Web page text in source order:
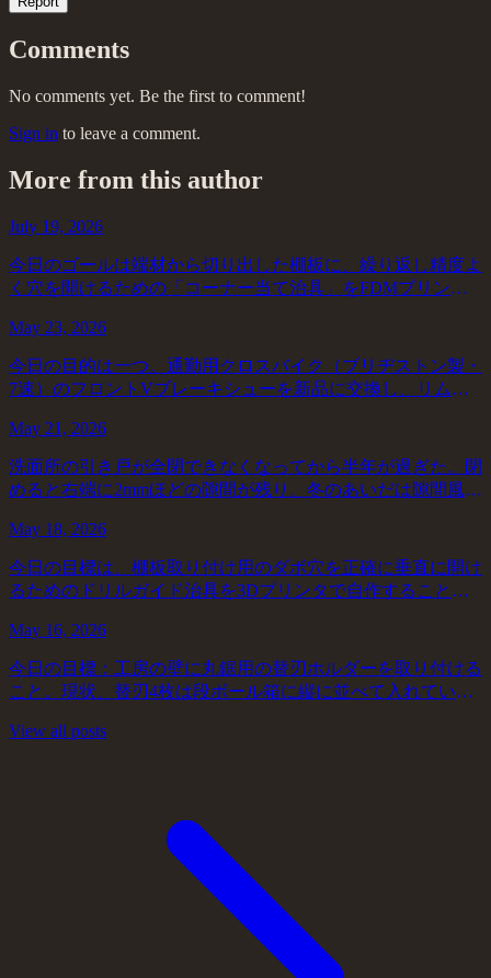
Comments
No comments yet. Be the first to comment!
Sign in to leave a comment.
More from this author
July 19, 2026
今日のゴールは端材から切り出した棚板に、繰り返し精度よ
く穴を開けるための「コーナー当て治具」をFDMプリンタ
金と鉛筆で毎回罫書いているが、同じ寸法...
May 23, 2026
今日の目的は一つ。通勤用クロスバイク（ブリヂストン製・
7速）のフロントVブレーキシューを新品に交換し、リムへ
日往復15kmほど使っているので、ブレ...
May 21, 2026
洗面所の引き戸が全閉できなくなってから半年が過ぎた。閉
めると右端に2mmほどの隙間が残り、冬のあいだは隙間風が
が、梅雨入りすれば木部の状態がさらに悪...
May 18, 2026
今日の目標は、棚板取り付け用のダボ穴を正確に垂直に開け
るためのドリルガイド治具を3Dプリンタで自作することだ
約2度ずれていた。既製品のドリルガイド...
May 16, 2026
今日の目標：工房の壁に丸鋸用の替刃ホルダーを取り付ける
こと。現状、替刃4枚は段ボール箱に縦に並べて入れている
狭く、探りながら取り出す動作が避けられ...
View all posts